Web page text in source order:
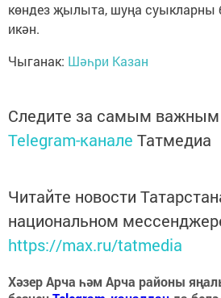
көндез җылыта, шуңа суыкларны
икән.
Чыганак: Шәһри Казан
Следите за самым
Telegram-канале Татмедиа
Читайте новости
национальном
https://max.ru/tatmedia
Хәзер Арча һәм Арча районы